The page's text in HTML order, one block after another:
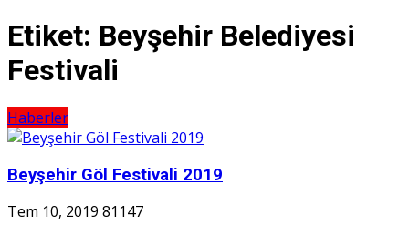
Etiket: Beyşehir Belediyesi
Festivali
Haberler
Beyşehir Göl Festivali 2019
Tem 10, 2019 81147